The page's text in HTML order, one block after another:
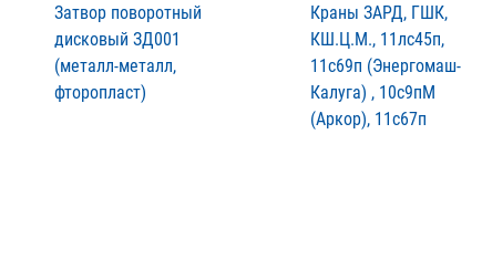
Затвор поворотный
дисковый ЗД001
(металл-металл,
фторопласт)
Краны ЗАРД, ГШК,
КШ.Ц.М., 11лс45п,
11с69п (Энергомаш-
Калуга) , 10с9пМ
(Аркор), 11с67п